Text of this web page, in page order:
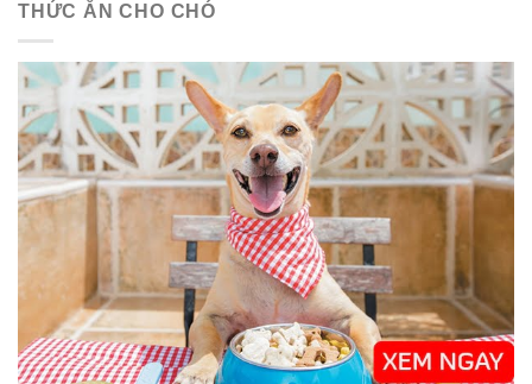
THỨC ĂN CHO CHÓ